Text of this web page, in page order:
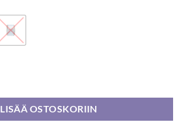
LISÄÄ OSTOSKORIIN